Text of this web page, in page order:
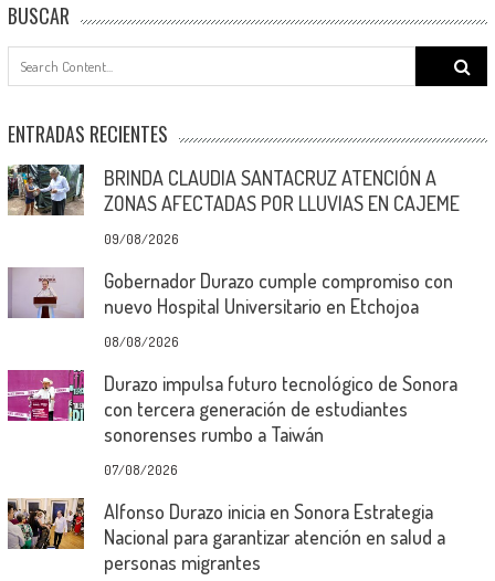
BUSCAR
Search
for:
ENTRADAS RECIENTES
BRINDA CLAUDIA SANTACRUZ ATENCIÓN A
ZONAS AFECTADAS POR LLUVIAS EN CAJEME
09/08/2026
Gobernador Durazo cumple compromiso con
nuevo Hospital Universitario en Etchojoa
08/08/2026
Durazo impulsa futuro tecnológico de Sonora
con tercera generación de estudiantes
sonorenses rumbo a Taiwán
07/08/2026
Alfonso Durazo inicia en Sonora Estrategia
Nacional para garantizar atención en salud a
personas migrantes